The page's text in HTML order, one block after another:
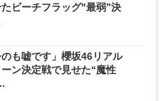
ビーチフラッグ"最弱”決
も嘘です」櫻坂46リアル
ン決定戦で見せた“魔性